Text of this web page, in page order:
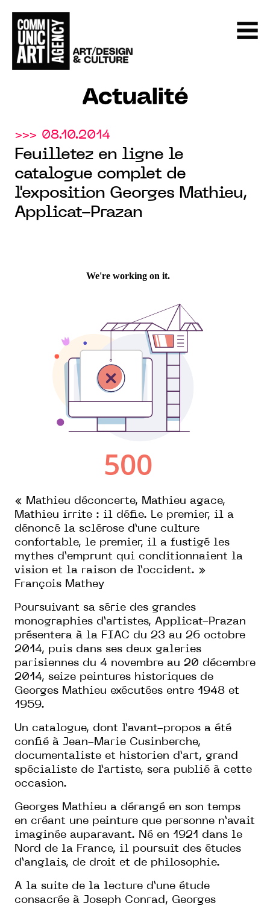
Actualité
>>> 08.10.2014
Feuilletez en ligne le
catalogue complet de
l'exposition Georges Mathieu,
Applicat-Prazan
« Mathieu déconcerte, Mathieu agace,
Mathieu irrite : il défie. Le premier, il a
dénoncé la sclérose d’une culture
confortable, le premier, il a fustigé les
mythes d’emprunt qui conditionnaient la
vision et la raison de l’occident. »
François Mathey
Poursuivant sa série des grandes
monographies d’artistes, Applicat-Prazan
présentera à la FIAC du 23 au 26 octobre
2014, puis dans ses deux galeries
parisiennes du 4 novembre au 20 décembre
2014, seize peintures historiques de
Georges Mathieu exécutées entre 1948 et
1959.
Un catalogue, dont l’avant-propos a été
confié à Jean-Marie Cusinberche,
documentaliste et historien d’art, grand
spécialiste de l’artiste, sera publié à cette
occasion.
Georges Mathieu a dérangé en son temps
en créant une peinture que personne n’avait
imaginée auparavant. Né en 1921 dans le
Nord de la France, il poursuit des études
d’anglais, de droit et de philosophie.
A la suite de la lecture d’une étude
consacrée à Joseph Conrad, Georges